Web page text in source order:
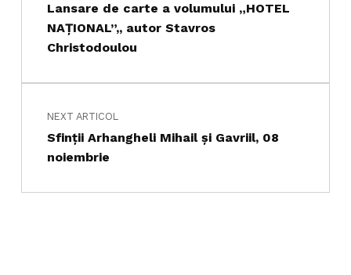
Lansare de carte a volumului „HOTEL
NAȚIONAL”,, autor Stavros
Christodoulou
NEXT ARTICOL
Sfinţii Arhangheli Mihail şi Gavriil, 08
noiembrie